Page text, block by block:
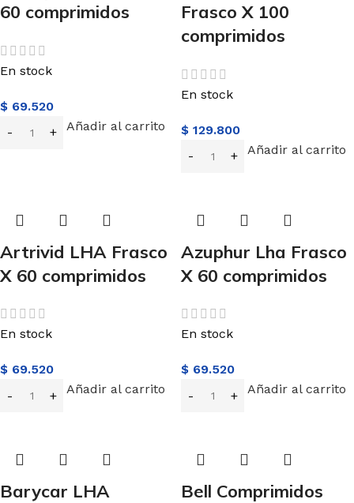
60 comprimidos
En stock
$ 69.520
Añadir al carrito
Frasco X 100
comprimidos
En stock
$ 129.800
Añadir al carrito
Artrivid LHA Frasco
X 60 comprimidos
En stock
$ 69.520
Añadir al carrito
Azuphur Lha Frasco
X 60 comprimidos
En stock
$ 69.520
Añadir al carrito
Barycar LHA
Bell Comprimidos